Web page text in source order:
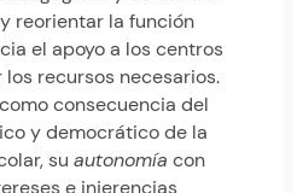
reorientar la función
el apoyo a los centros
los recursos necesarios.
consecuencia del
y democrático de la
su autonomía con
e injerencias